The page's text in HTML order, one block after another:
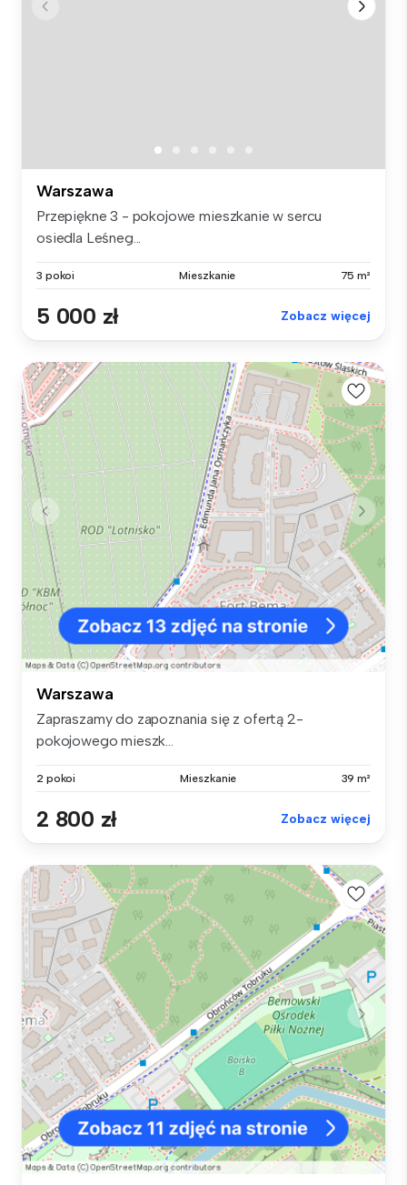
Warszawa
Przepiękne 3 - pokojowe mieszkanie w sercu
osiedla Leśneg...
3 pokoi Mieszkanie 75 m²
5 000 zł Zobacz więcej
Warszawa
Zapraszamy do zapoznania się z ofertą 2-
pokojowego mieszk...
2 pokoi Mieszkanie 39 m²
2 800 zł Zobacz więcej